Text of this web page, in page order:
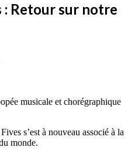
: Retour sur notre
musicale et chorégraphique
s’est à nouveau associé à la
monde.